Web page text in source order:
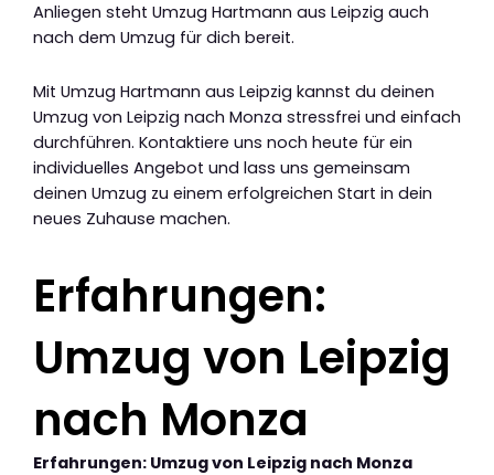
Anliegen steht Umzug Hartmann aus Leipzig auch
nach dem Umzug für dich bereit.
Mit Umzug Hartmann aus Leipzig kannst du deinen
Umzug von Leipzig nach Monza stressfrei und einfach
durchführen. Kontaktiere uns noch heute für ein
individuelles Angebot und lass uns gemeinsam
deinen Umzug zu einem erfolgreichen Start in dein
neues Zuhause machen.
Erfahrungen:
Umzug von Leipzig
nach Monza
Erfahrungen: Umzug von Leipzig nach Monza